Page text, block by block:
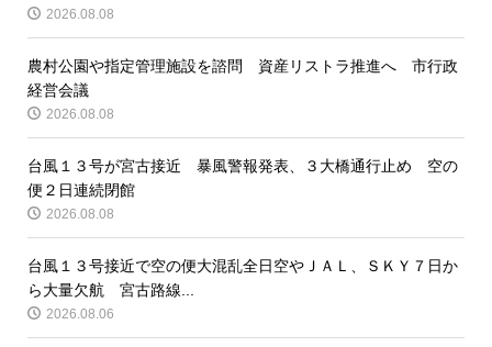
2026.08.08
農村公園や指定管理施設を諮問 資産リストラ推進へ 市行政
経営会議
2026.08.08
台風１３号が宮古接近 暴風警報発表、３大橋通行止め 空の
便２日連続閉館
2026.08.08
台風１３号接近で空の便大混乱全日空やＪＡＬ、ＳＫＹ７日か
ら大量欠航 宮古路線...
2026.08.06